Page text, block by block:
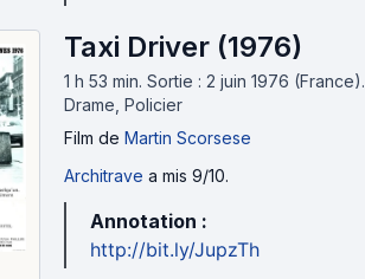
Taxi Driver (1976)
1 h 53 min. Sortie : 2 juin 1976 (France).
Drame, Policier
Film de Martin Scorsese
Architrave a mis 9/10.
Annotation :
http://bit.ly/JupzTh